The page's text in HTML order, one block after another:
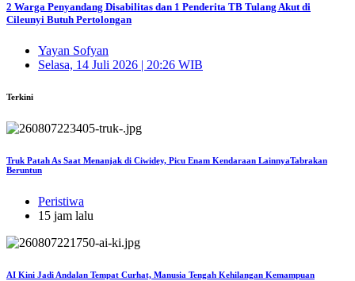
2 Warga Penyandang Disabilitas dan 1 Penderita TB Tulang Akut di
Cileunyi Butuh Pertolongan
Yayan Sofyan
Selasa, 14 Juli 2026 | 20:26 WIB
Terkini
Truk Patah As Saat Menanjak di Ciwidey, Picu Enam Kendaraan LainnyaTabrakan
Beruntun
Peristiwa
15 jam lalu
AI Kini Jadi Andalan Tempat Curhat, Manusia Tengah Kehilangan Kemampuan